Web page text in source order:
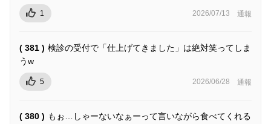
1 2026/07/13 通報
( 381 ) 検診の受付で「仕上げてきました」は絶対笑ってしま
うw
5 2026/06/28 通報
( 380 ) もぉ…しゃーないなぁーって言いながら食べてくれる